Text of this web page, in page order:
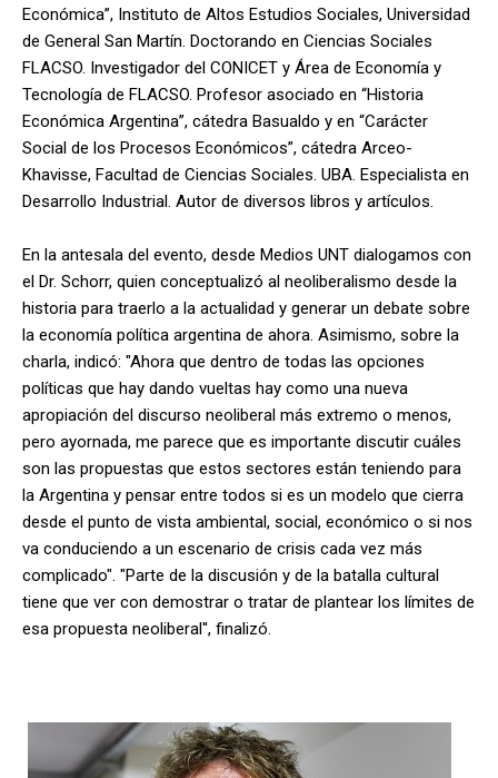
Económica”, Instituto de Altos Estudios Sociales, Universidad
de General San Martín. Doctorando en Ciencias Sociales
FLACSO. Investigador del CONICET y Área de Economía y
Tecnología de FLACSO. Profesor asociado en “Historia
Económica Argentina”, cátedra Basualdo y en “Carácter
Social de los Procesos Económicos”, cátedra Arceo-
Khavisse, Facultad de Ciencias Sociales. UBA. Especialista en
Desarrollo Industrial. Autor de diversos libros y artículos.
En la antesala del evento, desde Medios UNT dialogamos con
el Dr. Schorr, quien conceptualizó al neoliberalismo desde la
historia para traerlo a la actualidad y generar un debate sobre
la economía política argentina de ahora. Asimismo, sobre la
charla, indicó: "Ahora que dentro de todas las opciones
políticas que hay dando vueltas hay como una nueva
apropiación del discurso neoliberal más extremo o menos,
pero ayornada, me parece que es importante discutir cuáles
son las propuestas que estos sectores están teniendo para
la Argentina y pensar entre todos si es un modelo que cierra
desde el punto de vista ambiental, social, económico o si nos
va conduciendo a un escenario de crisis cada vez más
complicado". "Parte de la discusión y de la batalla cultural
tiene que ver con demostrar o tratar de plantear los límites de
esa propuesta neoliberal'', finalizó.